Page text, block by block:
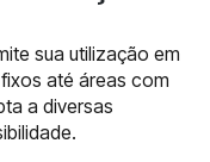
sua utilização em
até áreas com
a diversas